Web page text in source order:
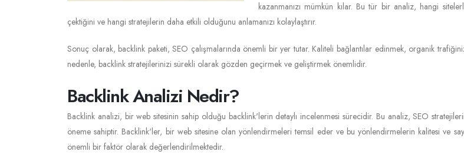
kazanmanızı mümkün kılar. Bu tür bir analiz, hangi
çektiğini ve hangi stratejilerin daha etkili olduğunu anlamanızı kolaylaştırır.
Sonuç olarak, backlink paketi, SEO çalışmalarında önemli bir yer tutar. Kaliteli bağlantılar edinmek, organik
nedenle, backlink stratejilerinizi sürekli olarak gözden geçirmek ve geliştirmek önemlidir.
Backlink Analizi Nedir?
Backlink analizi, bir web sitesinin sahip olduğu backlink'lerin detaylı incelenmesi sürecidir. Bu analiz, SEO
öneme sahiptir. Backlink'ler, bir web sitesine olan yönlendirmeleri temsil eder ve bu yönlendirmelerin kalitesi ve
önemli bir faktör olarak değerlendirilmektedir.